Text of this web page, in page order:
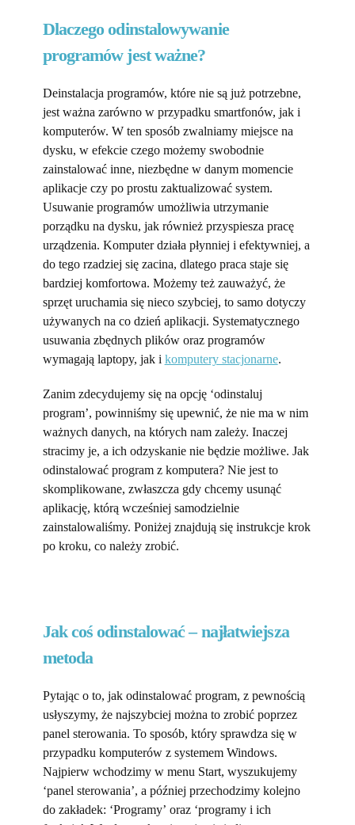
Dlaczego odinstalowywanie
programów jest ważne?
Deinstalacja programów, które nie są już potrzebne,
jest ważna zarówno w przypadku smartfonów, jak i
komputerów. W ten sposób zwalniamy miejsce na
dysku, w efekcie czego możemy swobodnie
zainstalować inne, niezbędne w danym momencie
aplikacje czy po prostu zaktualizować system.
Usuwanie programów umożliwia utrzymanie
porządku na dysku, jak również przyspiesza pracę
urządzenia. Komputer działa płynniej i efektywniej, a
do tego rzadziej się zacina, dlatego praca staje się
bardziej komfortowa. Możemy też zauważyć, że
sprzęt uruchamia się nieco szybciej, to samo dotyczy
używanych na co dzień aplikacji. Systematycznego
usuwania zbędnych plików oraz programów
wymagają laptopy, jak i komputery stacjonarne.
Zanim zdecydujemy się na opcję ‘odinstaluj
program’, powinniśmy się upewnić, że nie ma w nim
ważnych danych, na których nam zależy. Inaczej
stracimy je, a ich odzyskanie nie będzie możliwe. Jak
odinstalować program z komputera? Nie jest to
skomplikowane, zwłaszcza gdy chcemy usunąć
aplikację, którą wcześniej samodzielnie
zainstalowaliśmy. Poniżej znajdują się instrukcje krok
po kroku, co należy zrobić.
Jak coś odinstalować – najłatwiejsza
metoda
Pytając o to, jak odinstalować program, z pewnością
usłyszymy, że najszybciej można to zrobić poprzez
panel sterowania. To sposób, który sprawdza się w
przypadku komputerów z systemem Windows.
Najpierw wchodzimy w menu Start, wyszukujemy
‘panel sterowania’, a później przechodzimy kolejno
do zakładek: ‘Programy’ oraz ‘programy i ich